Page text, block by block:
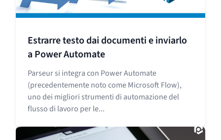
Estrarre testo dai documenti e inviarlo
a Power Automate
Parseur si integra con Power Automate
(precedentemente noto come Microsoft Flow),
uno dei migliori strumenti di automazione del
flusso di lavoro per le...